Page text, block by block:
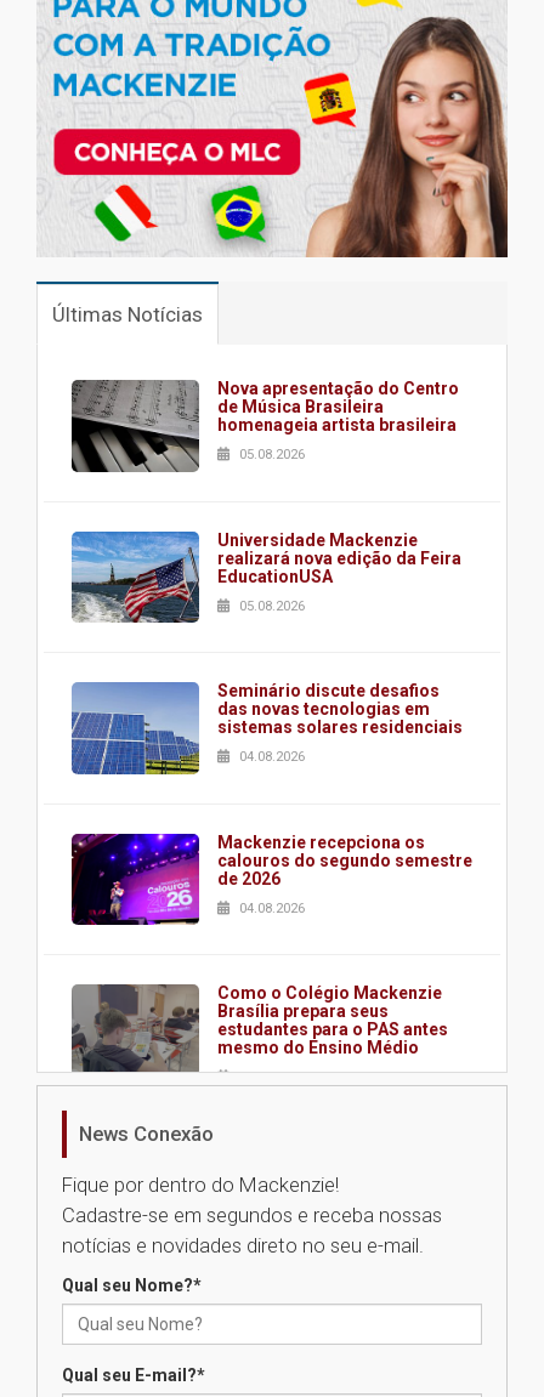
Últimas Notícias
Nova apresentação do Centro
de Música Brasileira
homenageia artista brasileira
05.08.2026
Universidade Mackenzie
realizará nova edição da Feira
EducationUSA
05.08.2026
Seminário discute desafios
das novas tecnologias em
sistemas solares residenciais
04.08.2026
Mackenzie recepciona os
calouros do segundo semestre
de 2026
04.08.2026
Como o Colégio Mackenzie
Brasília prepara seus
estudantes para o PAS antes
mesmo do Ensino Médio
04.08.2026
na educação dos filhos além da
escola
04.08.2026
docentes para debater
News Conexão
Fique por dentro do Mackenzie!
Cadastre-se em segundos e receba nossas
notícias e novidades direto no seu e-mail.
Qual seu Nome?*
Qual seu E-mail?*